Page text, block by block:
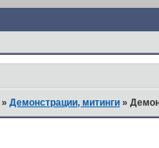
»Демонстрации, митинги »